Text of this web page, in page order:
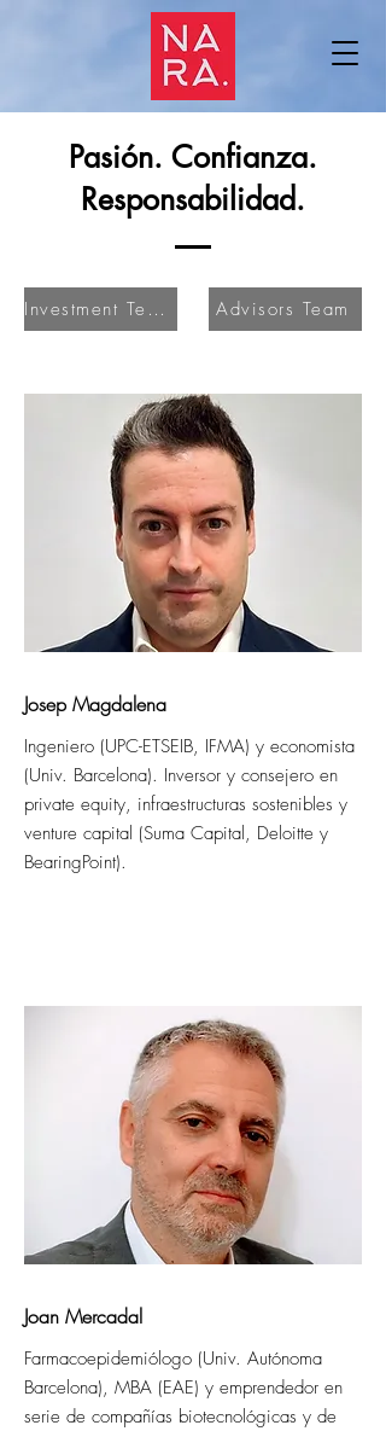
Pasión. Confianza.
Responsabilidad.
Investment Team Advisors Team
Josep Magdalena
Ingeniero (UPC-ETSEIB, IFMA) y economista
(Univ. Barcelona). Inversor y consejero en
private equity, infraestructuras sostenibles y
venture capital (Suma Capital, Deloitte y
BearingPoint).
Joan Mercadal
Farmacoepidemiólogo (Univ. Autónoma
Barcelona), MBA (EAE) y emprendedor en
serie de compañías biotecnológicas y de